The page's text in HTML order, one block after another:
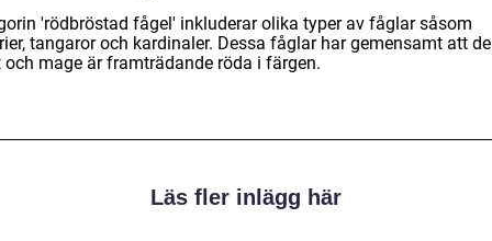
'rödbröstad fågel' inkluderar olika typer av fåglar såsom
tangaror och kardinaler. Dessa fåglar har gemensamt att
och mage är framträdande röda i färgen.
Läs fler inlägg här